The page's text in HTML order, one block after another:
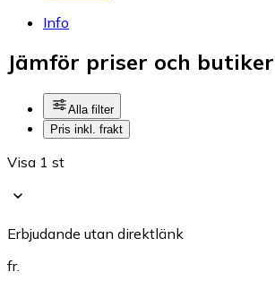
Info
Jämför priser och butiker
Alla filter
Pris inkl. frakt
Visa 1 st
Erbjudande utan direktlänk
fr.